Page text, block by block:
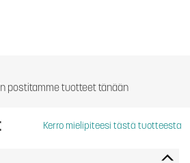
postitamme tuotteet tänään
Kerro mielipiteesi tästä tuotteesta